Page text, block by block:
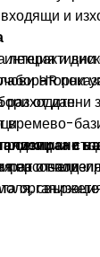
и
HR
разходите.
времево-
и
и
лекция и
от данни
за
на отчети